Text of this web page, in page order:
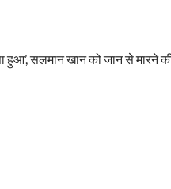
हुआ’, सलमान खान को जान से मारने